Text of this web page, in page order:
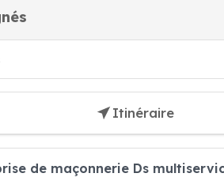
Itinéraire
de maçonnerie Ds